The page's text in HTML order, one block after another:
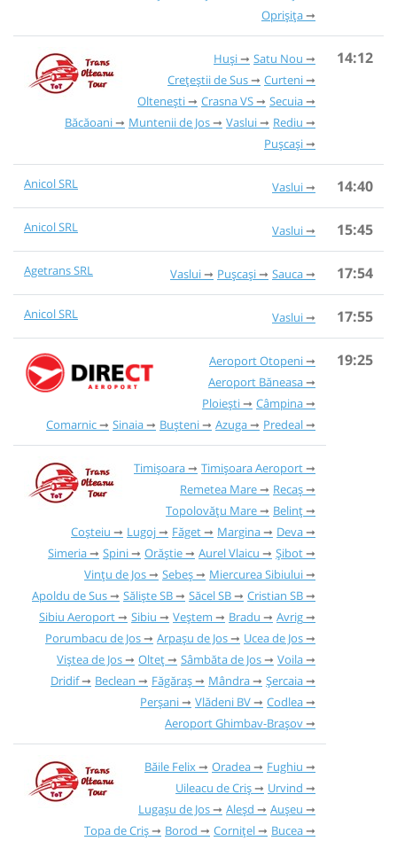
Oprișița
Huși
Satu Nou
Crețeștii de Sus
Curteni
Oltenești
Crasna VS
Secuia
Băcăoani
Muntenii de Jos Vaslui
Rediu
Pușcași
14:12
Anicol SRL Vaslui 14:40
Anicol SRL Vaslui 15:45
Agetrans SRL Vaslui Pușcași Sauca 17:54
Anicol SRL Vaslui 17:55
Aeroport Otopeni
Aeroport Băneasa
Ploiești
Câmpina
Comarnic
Sinaia Bușteni Azuga Predeal
19:25
Timișoara
Timișoara Aeroport
Remetea Mare
Recaș
Topolovățu Mare
Belinț
Coșteiu
Lugoj Făget Margina
Deva
Simeria
Spini Orăștie Aurel Vlaicu
Șibot
Vințu de Jos
Sebeș
Miercurea Sibiului
Apoldu de Sus
Săliște SB Săcel SB
Cristian SB
Sibiu Aeroport
Sibiu Veștem Bradu
Avrig
Porumbacu de Jos
Arpașu de Jos
Ucea de Jos
Viștea de Jos
Olteț Sâmbăta de Jos
Voila
Dridif
Beclean Făgăraș Mândra
Șercaia
Perșani
Vlădeni BV
Codlea
Aeroport Ghimbav-Brașov
Băile Felix Oradea
Fughiu
Uileacu de Criș
Urvind
Lugașu de Jos
Aleșd
Aușeu
Topa de Criș
Borod Cornițel
Bucea